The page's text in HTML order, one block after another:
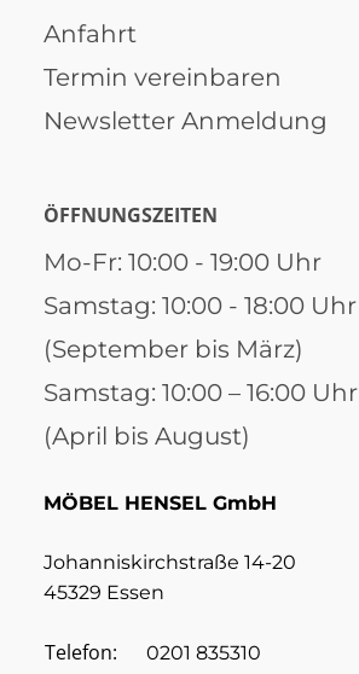
Anfahrt
Termin vereinbaren
Newsletter Anmeldung
ÖFFNUNGSZEITEN
Mo-Fr: 10:00 - 19:00 Uhr
Samstag: 10:00 - 18:00 Uhr
(September bis März)
Samstag: 10:00 – 16:00 Uhr
(April bis August)
MÖBEL HENSEL GmbH
Johanniskirchstraße 14-20
45329 Essen
Telefon: 0201 835310